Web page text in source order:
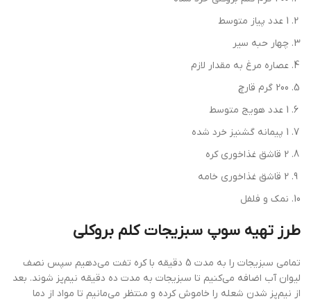
1 عدد پیاز متوسط
چهار حبه سیر
عصاره مرغ به مقدار لازم
200 گرم قارچ
1 عدد هویج متوسط
1 پیمانه گشنیز خرد شده
2 قاشق غذاخوری کره
2 قاشق غذاخوری خامه
نمک و فلفل
طرز تهیه سوپ سبزیجات کلم بروکلی
تمامی سبزیجات را به مدت 5 دقیقه با کره تفت می‌دهیم سپس نصف
لیوان آب اضافه می‌کنیم تا سبزیجات به مدت ده دقیقه نیم‌پز شوند. بعد
از نیم‌پز شدن شعله را خاموش کرده و منتظر می‌مانیم تا مواد از دما